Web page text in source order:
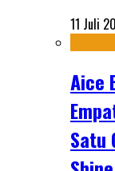
11 Juli
Aice
Satu